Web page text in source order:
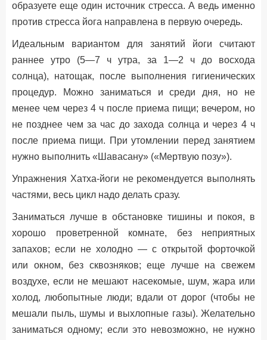
образуете еще один источник стресса. А ведь именно
против стресса йога направлена в первую очередь.
Идеальным вариантом для занятий йоги считают
раннее утро (5—7 ч утра, за 1—2 ч до восхода
солнца), натощак, после выполнения гигиенических
процедур. Можно заниматься и среди дня, но не
менее чем через 4 ч после приема пищи; вечером, но
не позднее чем за час до захода солнца и через 4 ч
после приема пищи. При утомлении перед занятием
нужно выполнить «Шавасану» («Мертвую позу»).
Упражнения Хатха-йоги не рекомендуется выполнять
частями, весь цикл надо делать сразу.
Заниматься лучше в обстановке тишины и покоя, в
хорошо проветренной комнате, без неприятных
запахов; если не холодно — с открытой форточкой
или окном, без сквозняков; еще лучше на свежем
воздухе, если не мешают насекомые, шум, жара или
холод, любопытные люди; вдали от дорог (чтобы не
мешали пыль, шумы и выхлопные газы). Желательно
заниматься одному; если это невозможно, не нужно